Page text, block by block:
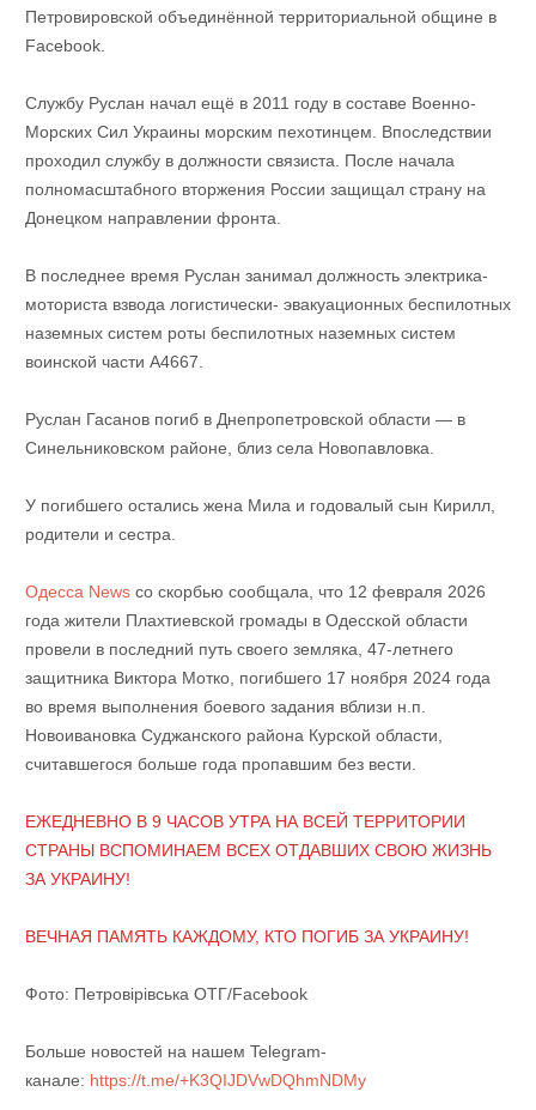
Петровировской объединённой территориальной общине в
Facebook.
Службу Руслан начал ещё в 2011 году в составе Военно-
Морских Сил Украины морским пехотинцем. Впоследствии
проходил службу в должности связиста. После начала
полномасштабного вторжения России защищал страну на
Донецком направлении фронта.
В последнее время Руслан занимал должность электрика-
моториста взвода логистически- эвакуационных беспилотных
наземных систем роты беспилотных наземных систем
воинской части А4667.
Руслан Гасанов погиб в Днепропетровской области — в
Синельниковском районе, близ села Новопавловка.
У погибшего остались жена Мила и годовалый сын Кирилл,
родители и сестра.
Одесса Newsсо скорбью сообщала, что 12 февраля 2026
года жители Плахтиевской громады в Одесской области
провели в последний путь своего земляка, 47-летнего
защитника Виктора Мотко, погибшего 17 ноября 2024 года
во время выполнения боевого задания вблизи н.п.
Новоивановка Суджанского района Курской области,
считавшегося больше года пропавшим без вести.
ЕЖЕДНЕВНО В 9 ЧАСОВ УТРА НА ВСЕЙ ТЕРРИТОРИИ
СТРАНЫ ВСПОМИНАЕМ ВСЕХ ОТДАВШИХ СВОЮ ЖИЗНЬ
ЗА УКРАИНУ!
ВЕЧНАЯ ПАМЯТЬ КАЖДОМУ, КТО ПОГИБ ЗА УКРАИНУ!
Фото: Петровірівська ОТГ/Facebook
Больше новостей на нашем Telegram-
канале: https://t.me/+K3QIJDVwDQhmNDMy